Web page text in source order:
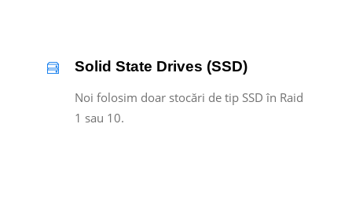
Solid State Drives (SSD)
Noi folosim doar stocări de tip SSD în Raid
1 sau 10.